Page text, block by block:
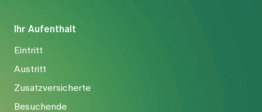
Ihr Aufenthalt
Eintritt
Austritt
Zusatzversicherte
Besuchende